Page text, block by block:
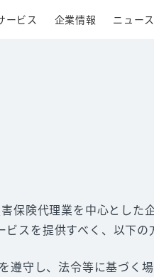
ービス 企業情報 ニュース
保険代理業を中心とした
スを提供すべく、以下の
守し、法令等に基づく